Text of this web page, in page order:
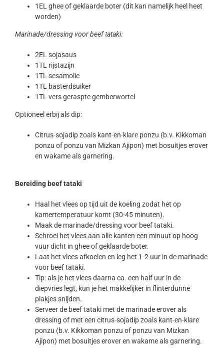
1EL ghee of geklaarde boter (dit kan namelijk heel heet
worden)
Marinade/dressing voor beef tataki:
2EL sojasaus
1TL rijstazijn
1TL sesamolie
1TL basterdsuiker
1TL vers geraspte gemberwortel
Optioneel erbij als dip:
Citrus-sojadip zoals kant-en-klare ponzu (b.v. Kikkoman
ponzu of ponzu van Mizkan Ajipon) met bosuitjes erover
en wakame als garnering.
Bereiding beef tataki
Haal het vlees op tijd uit de koeling zodat het op
kamertemperatuur komt (30-45 minuten).
Maak de marinade/dressing voor beef tataki.
Schroei het vlees aan alle kanten een minuut op hoog
vuur dicht in ghee of geklaarde boter.
Laat het vlees afkoelen en leg het 1-2 uur in de marinade
voor beef tataki.
Tip: als je het vlees daarna ca. een half uur in de
diepvries legt, kun je het makkelijker in flinterdunne
plakjes snijden.
Serveer de beef tataki met de marinade erover als
dressing of met een citrus-sojadip zoals kant-en-klare
ponzu (b.v. Kikkoman ponzu of ponzu van Mizkan
Ajipon) met bosuitjes erover en wakame als garnering.